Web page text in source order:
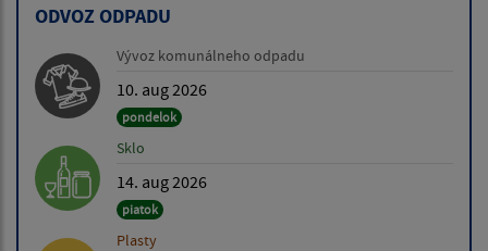
ODVOZ ODPADU
Vývoz komunálneho odpadu
10. aug 2026
pondelok
Sklo
14. aug 2026
piatok
Plasty